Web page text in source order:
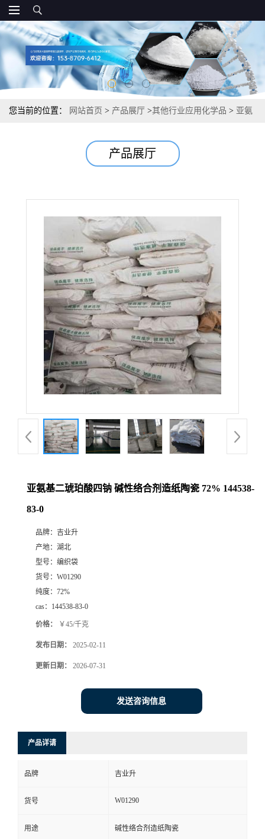
您当前的位置： 网站首页 > 产品展厅 >其他行业应用化学品 > 亚氨
产品展厅
亚氨基二琥珀酸四钠 碱性络合剂造纸陶瓷 72% 144538-
83-0
品牌： 吉业升
产地： 湖北
型号： 编织袋
货号： W01290
纯度： 72%
cas： 144538-83-0
价格： ￥45/千克
发布日期： 2025-02-11
更新日期： 2026-07-31
发送咨询信息
产品详请
品牌 吉业升
货号 W01290
用途 碱性络合剂造纸陶瓷